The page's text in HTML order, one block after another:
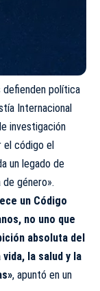
defienden política
Internacional
investigación
el código el
un legado de
género».
un Código
no uno que
absoluta del
la salud y la
, apuntó en un